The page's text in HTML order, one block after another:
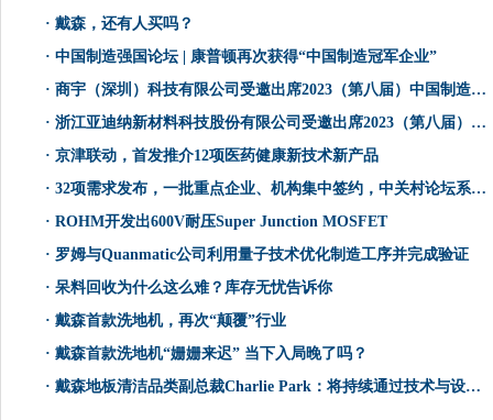
· 戴森，还有人买吗？
· 中国制造强国论坛 | 康普顿再次获得“中国制造冠军企业”
· 商宇（深圳）科技有限公司受邀出席2023（第八届）中国制造强国论坛
· 浙江亚迪纳新材料科技股份有限公司受邀出席2023（第八届）中国制造强国论坛
· 京津联动，首发推介12项医药健康新技术新产品
· 32项需求发布，一批重点企业、机构集中签约，中关村论坛系列技术交易活动走进雄安
· ROHM开发出600V耐压Super Junction MOSFET
· 罗姆与Quanmatic公司利用量子技术优化制造工序并完成验证
· 呆料回收为什么这么难？库存无忧告诉你
· 戴森首款洗地机，再次“颠覆”行业
· 戴森首款洗地机“姗姗来迟” 当下入局晚了吗？
· 戴森地板清洁品类副总裁Charlie Park：将持续通过技术与设计创新来解决问题